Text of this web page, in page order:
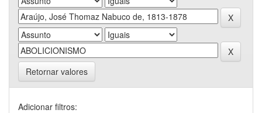
Retornar valores
Adicionar filtros: